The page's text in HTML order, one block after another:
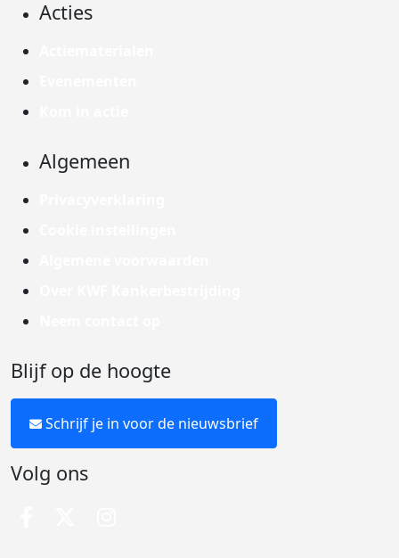
Acties
Algemeen
Blijf op de hoogte
Schrijf je in voor de nieuwsbrief
Volg ons